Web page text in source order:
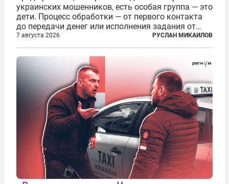
украинских мошенников, есть особая группа — это
дети. Процесс обработки — от первого контакта
до передачи денег или исполнения задания от
кураторов может занять от двух часов до
нескольких месяцев. Детей превращают в
послушных исполнителей, которые...
7 августа 2026 РУСЛАН МИКАИЛОВ